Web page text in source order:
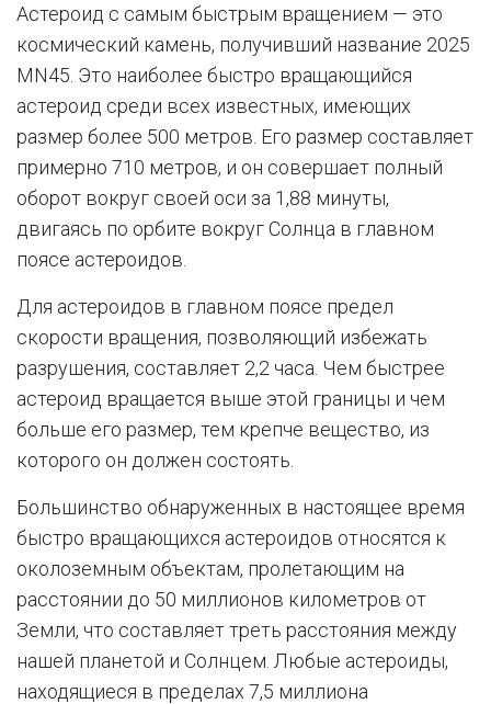
Астероид с самым быстрым вращением — это
космический камень, получивший название 2025
MN45. Это наиболее быстро вращающийся
астероид среди всех известных, имеющих
размер более 500 метров. Его размер составляет
примерно 710 метров, и он совершает полный
оборот вокруг своей оси за 1,88 минуты,
двигаясь по орбите вокруг Солнца в главном
поясе астероидов.
Для астероидов в главном поясе предел
скорости вращения, позволяющий избежать
разрушения, составляет 2,2 часа. Чем быстрее
астероид вращается выше этой границы и чем
больше его размер, тем крепче вещество, из
которого он должен состоять.
Большинство обнаруженных в настоящее время
быстро вращающихся астероидов относятся к
околоземным объектам, пролетающим на
расстоянии до 50 миллионов километров от
Земли, что составляет треть расстояния между
нашей планетой и Солнцем. Любые астероиды,
находящиеся в пределах 7,5 миллиона